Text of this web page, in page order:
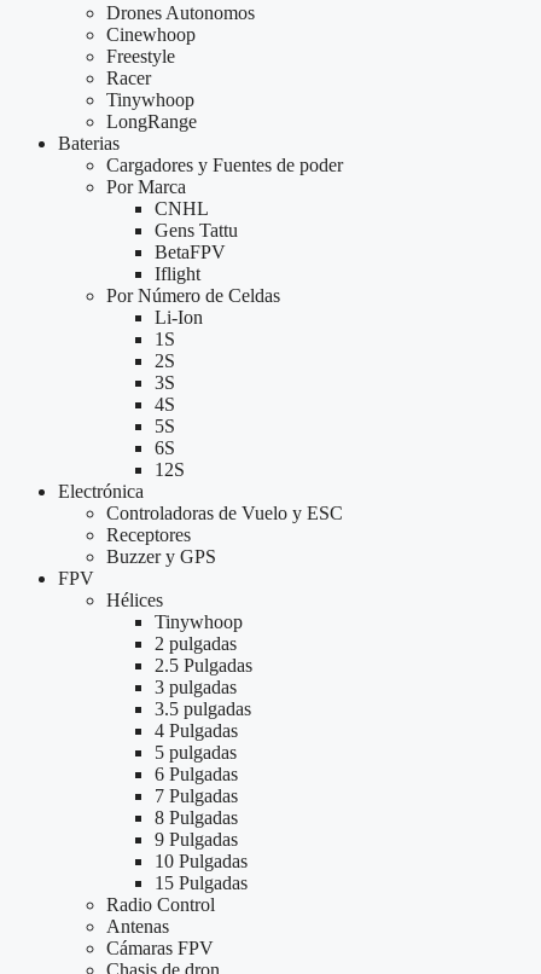
Drones Autonomos
Cinewhoop
Freestyle
Racer
Tinywhoop
LongRange
Baterias
Cargadores y Fuentes de poder
Por Marca
CNHL
Gens Tattu
BetaFPV
Iflight
Por Número de Celdas
Li-Ion
1S
2S
3S
4S
5S
6S
12S
Electrónica
Controladoras de Vuelo y ESC
Receptores
Buzzer y GPS
FPV
Hélices
Tinywhoop
2 pulgadas
2.5 Pulgadas
3 pulgadas
3.5 pulgadas
4 Pulgadas
5 pulgadas
6 Pulgadas
7 Pulgadas
8 Pulgadas
9 Pulgadas
10 Pulgadas
15 Pulgadas
Radio Control
Antenas
Cámaras FPV
Chasis de dron